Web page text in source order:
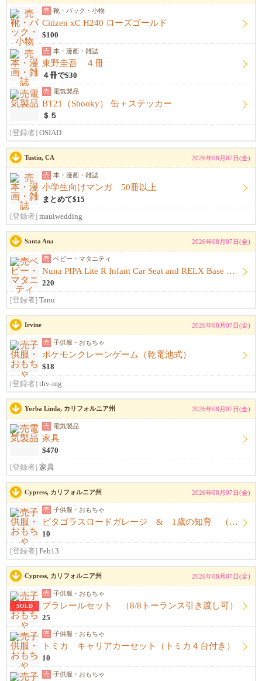
売 靴・バック・小物
Citizen xC H240 ローズゴールド
$100
売 本・漫画・雑誌
東野圭吾 ４冊
４冊で$30
売 電気製品
BT21（Shooky） 缶＋ステッカー
＄５
[登録者] OSIAD
Tustin, CA 2026年08月07日(金)
売 本・漫画・雑誌
小学生向けマンガ 50冊以上
まとめて$15
[登録者] mauiwedding
Santa Ana 2026年08月07日(金)
売 ベビー・マタニティ
Nuna PIPA Lite R Infant Car Seat and RELX Base （インファントカーシート ...
220
[登録者] Tanu
Irvine 2026年08月07日(金)
売 子供服・おもちゃ
ポケモンクレーンゲーム（乾電池式）
$18
[登録者] thv-mg
Yorba Linda, カリフォルニア州 2026年08月07日(金)
売 電気製品
家具
$470
[登録者] 家具
Cypress, カリフォルニア州 2026年08月07日(金)
売 子供服・おもちゃ
ピタゴラスロードガレージ & 1歳の知育 （8/8トーランス引き渡し可）
10
[登録者] Feb13
Cypress, カリフォルニア州 2026年08月07日(金)
SOLD
売 子供服・おもちゃ
プラレールセット （8/8トーランス引き渡し可）
25
売 子供服・おもちゃ
トミカ キャリアカーセット（トミカ４台付き）
10
売 子供服・おもちゃ